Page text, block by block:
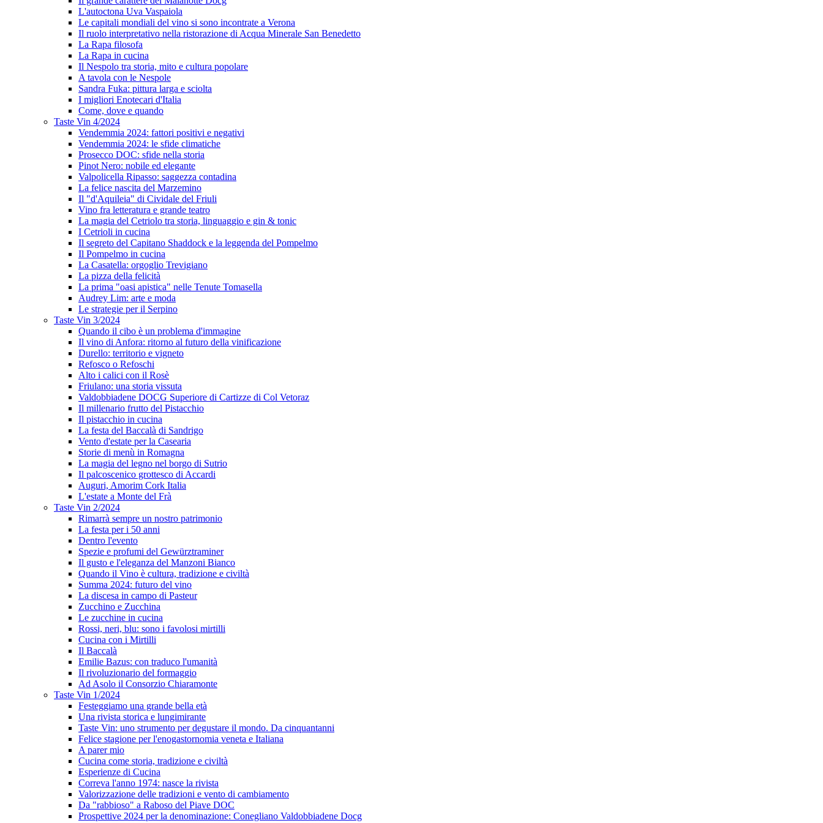
L'autoctona Uva Vaspaiola
Le capitali mondiali del vino si sono incontrate a Verona
Il ruolo interpretativo nella ristorazione di Acqua Minerale San Benedetto
La Rapa filosofa
La Rapa in cucina
Il Nespolo tra storia, mito e cultura popolare
A tavola con le Nespole
Sandra Fuka: pittura larga e sciolta
I migliori Enotecari d'Italia
Come, dove e quando
Taste Vin 4/2024
Vendemmia 2024: fattori positivi e negativi
Vendemmia 2024: le sfide climatiche
Prosecco DOC: sfide nella storia
Pinot Nero: nobile ed elegante
Valpolicella Ripasso: saggezza contadina
La felice nascita del Marzemino
Il "d'Aquileia" di Cividale del Friuli
Vino fra letteratura e grande teatro
La magia del Cetriolo tra storia, linguaggio e gin & tonic
I Cetrioli in cucina
Il segreto del Capitano Shaddock e la leggenda del Pompelmo
Il Pompelmo in cucina
La Casatella: orgoglio Trevigiano
La pizza della felicità
La prima "oasi apistica" nelle Tenute Tomasella
Audrey Lim: arte e moda
Le strategie per il Serpino
Taste Vin 3/2024
Quando il cibo è un problema d'immagine
Il vino di Anfora: ritorno al futuro della vinificazione
Durello: territorio e vigneto
Refosco o Refoschi
Alto i calici con il Rosè
Friulano: una storia vissuta
Valdobbiadene DOCG Superiore di Cartizze di Col Vetoraz
Il millenario frutto del Pistacchio
Il pistacchio in cucina
La festa del Baccalà di Sandrigo
Vento d'estate per la Casearia
Storie di menù in Romagna
La magia del legno nel borgo di Sutrio
Il palcoscenico grottesco di Accardi
Auguri, Amorim Cork Italia
L'estate a Monte del Frà
Taste Vin 2/2024
Rimarrà sempre un nostro patrimonio
La festa per i 50 anni
Dentro l'evento
Spezie e profumi del Gewürztraminer
Il gusto e l'eleganza del Manzoni Bianco
Quando il Vino è cultura, tradizione e civiltà
Summa 2024: futuro del vino
La discesa in campo di Pasteur
Zucchino e Zucchina
Le zucchine in cucina
Rossi, neri, blu: sono i favolosi mirtilli
Cucina con i Mirtilli
Il Baccalà
Emilie Bazus: con traduco l'umanità
Il rivoluzionario del formaggio
Ad Asolo il Consorzio Chiaramonte
Taste Vin 1/2024
Festeggiamo una grande bella età
Una rivista storica e lungimirante
Taste Vin: uno strumento per degustare il mondo. Da cinquantanni
Felice stagione per l'enogastornomia veneta e Italiana
A parer mio
Cucina come storia, tradizione e civiltà
Esperienze di Cucina
Correva l'anno 1974: nasce la rivista
Valorizzazione delle tradizioni e vento di cambiamento
Da "rabbioso" a Raboso del Piave DOC
Prospettive 2024 per la denominazione: Conegliano Valdobbiadene Docg